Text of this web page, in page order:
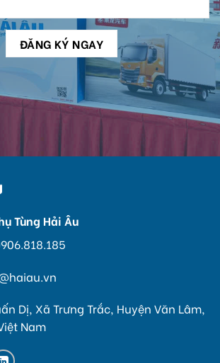
Tùng Hải Âu
Dị, Xã Trưng Trắc, Huyện Văn Lâm,
Nam